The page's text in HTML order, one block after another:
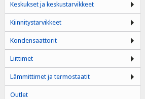
Keskukset ja keskustarvikkeet
Kiinnitystarvikkeet
Kondensaattorit
Liittimet
Lämmittimet ja termostaatit
Outlet